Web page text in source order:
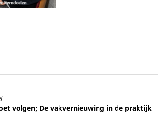
volgen; De vakvernieuwing in de praktijk